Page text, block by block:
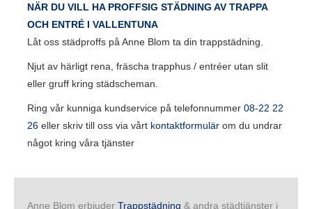
NÄR DU VILL HA PROFFSIG STÄDNING AV TRAPPA
OCH ENTRÉ I VALLENTUNA
Låt oss städproffs på Anne Blom ta din trappstädning.
Njut av härligt rena, fräscha trapphus / entréer utan slit
eller gruff kring städscheman.
Ring vår kunniga kundservice på telefonnummer08-22 22
26 eller skriv till oss via vårt kontaktformulär om du undrar
något kring våra tjänster
Anne Blom erbjuderTrappstädning & andra städtjänster i